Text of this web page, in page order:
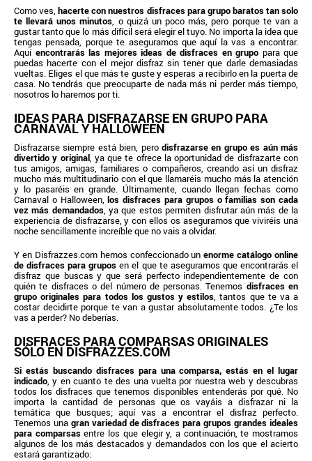
Como ves,hacerte con nuestros disfraces para grupo baratos tan solo
te llevará unos minutos, o quizá un poco más, pero porque te van a
gustar tanto que lo más difícil será elegir el tuyo. No importa la idea que
tengas pensada, porque te aseguramos que aquí la vas a encontrar.
Aquí encontrarás las mejores ideas de disfraces en grupo para que
puedas hacerte con el mejor disfraz sin tener que darle demasiadas
vueltas. Eliges el que más te guste y esperas a recibirlo en la puerta de
casa. No tendrás que preocuparte de nada más ni perder más tiempo,
nosotros lo haremos por ti.
IDEAS PARA DISFRAZARSE EN GRUPO PARA
CARNAVAL Y HALLOWEEN
Disfrazarse siempre está bien, pero disfrazarse en grupo es aún más
divertido y original, ya que te ofrece la oportunidad de disfrazarte con
tus amigos, amigas, familiares o compañeros, creando así un disfraz
mucho más multitudinario con el que llamaréis mucho más la atención
y lo pasaréis en grande. Últimamente, cuando llegan fechas como
Carnaval o Halloween,los disfraces para grupos o familias son cada
vez más demandados, ya que estos permiten disfrutar aún más de la
experiencia de disfrazarse, y con ellos os aseguramos que viviréis una
noche sencillamente increíble que no vais a olvidar.
Y en Disfrazzes.com hemos confeccionado unenorme catálogo online
de disfraces para grupos en el que te aseguramos que encontrarás el
disfraz que buscas y que será perfecto independientemente de con
quién te disfraces o del número de personas. Tenemos disfraces en
grupo originales para todos los gustos y estilos, tantos que te va a
costar decidirte porque te van a gustar absolutamente todos. ¿Te los
vas a perder? No deberías.
DISFRACES PARA COMPARSAS ORIGINALES
SÓLO EN DISFRAZZES.COM
Si estás buscando disfraces para una comparsa, estás en el lugar
indicado, y en cuanto te des una vuelta por nuestra web y descubras
todos los disfraces que tenemos disponibles entenderás por qué. No
importa la cantidad de personas que os vayáis a disfrazar ni la
temática que busques; aquí vas a encontrar el disfraz perfecto.
Tenemos una gran variedad de disfraces para grupos grandes ideales
para comparsasentre los que elegir y, a continuación, te mostramos
algunos de los más destacados y demandados con los que el acierto
estará garantizado: